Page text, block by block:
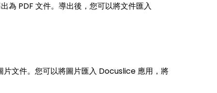
PDF 文件。導出後，您可以將文件匯入
文件。您可以將圖片匯入 Docuslice 應用，將